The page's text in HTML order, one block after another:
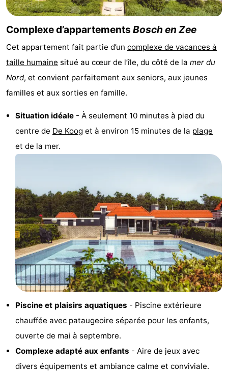
d'hôtes
Chaumières
-
't
Eibernest
-
't
-
Texel
Buytenveldt
De
Texel
Kustpark
Texel
Sluftervallei
Strandhuys
Villapark
Residentie
Texel
Villapark
Vogelmient
Hôtels
Last
minutes
Plages
Voir
Complexe d’appartements Bosch en Zee
Cet appartement fait partie d’un complexe de vacances à
taille humaine situé au cœur de l’île, du côté de la mer du
Nord, et convient parfaitement aux seniors, aux jeunes
familles et aux sorties en famille.
Situation idéale - À seulement 10 minutes à pied du
centre de De Koog et à environ 15 minutes de la plage
et de la mer.
Piscine et plaisirs aquatiques - Piscine extérieure
chauffée avec pataugeoire séparée pour les enfants,
ouverte de mai à septembre.
Complexe adapté aux enfants - Aire de jeux avec
divers équipements et ambiance calme et conviviale.